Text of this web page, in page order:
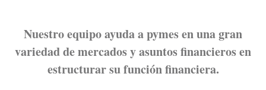
Nuestro equipo ayuda a pymes en una gran
variedad de mercados y asuntos financieros en
estructurar su función financiera.